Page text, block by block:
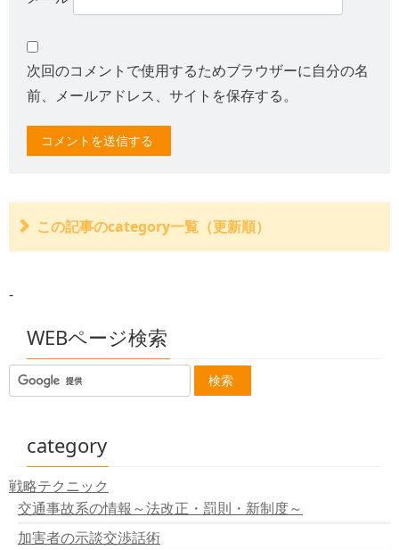
次回のコメントで使用するためブラウザーに自分の名
前、メールアドレス、サイトを保存する。
この記事のcategory一覧（更新順）
交通事故で傷害事件 消防員
凍結道路で７台の交通事故
季節外れの３月の雪
パトカー交通事故 ２人死亡
駐車場で１１人はねられ軽傷
韓国俳優 交通事故で死亡
トラック横転 二人死亡
対向車にぶつかり一人死亡
ハンドル操作誤り １人死亡
親の目の前で子供跳ねられる
-
WEBページ検索
category
戦略テクニック
交通事故系の情報～法改正・罰則・新制度～
加害者の示談交渉話術